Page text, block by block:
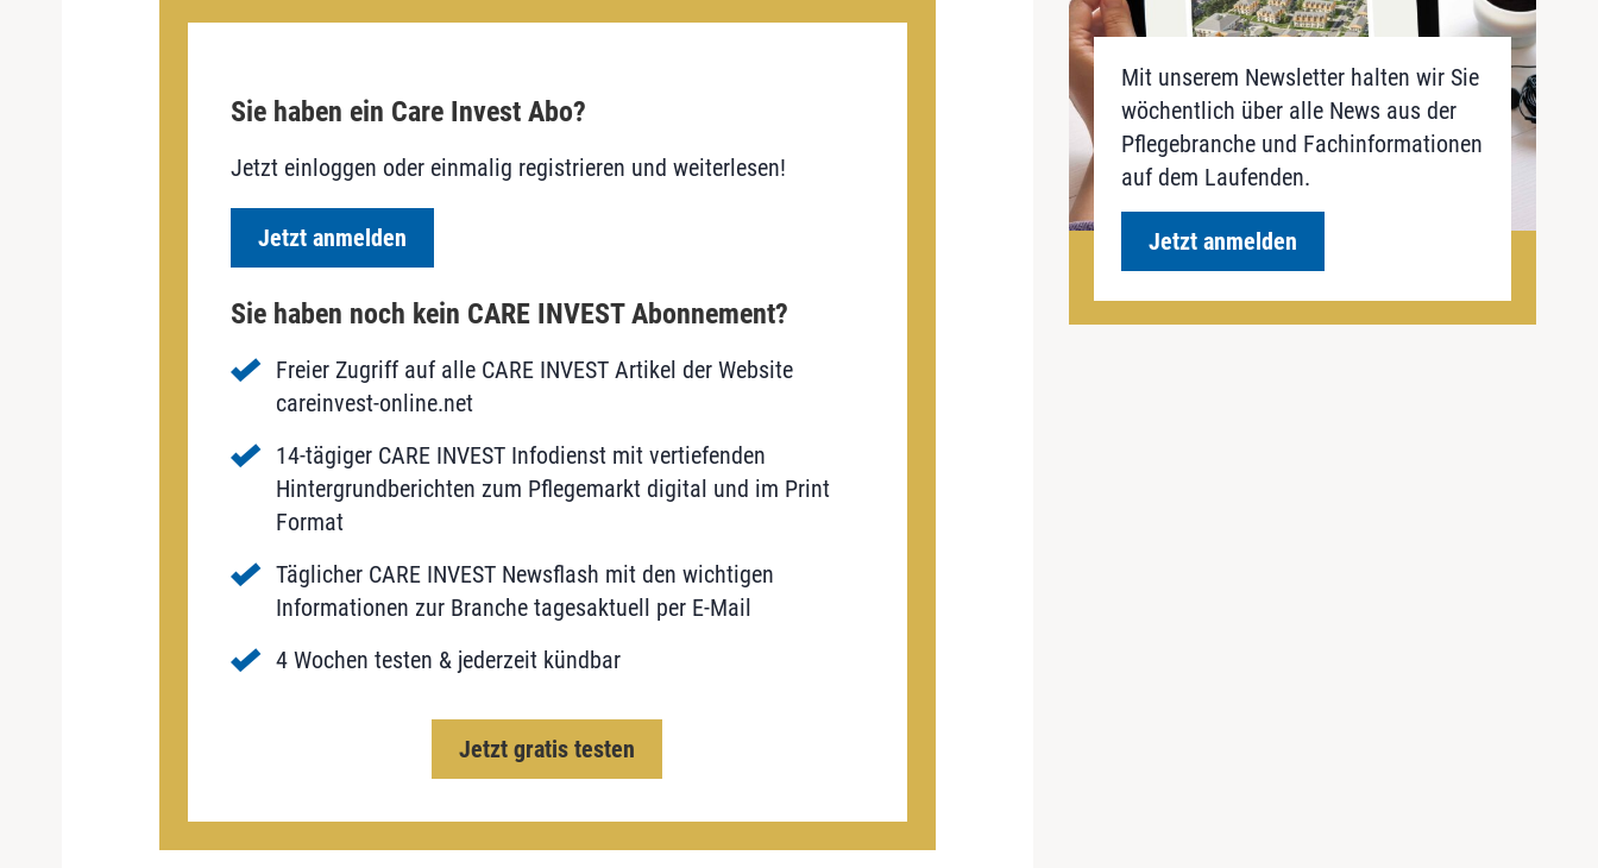
Sie haben ein Care Invest Abo?
Jetzt einloggen oder einmalig registrieren und weiterlesen!
Jetzt anmelden
Sie haben noch kein CARE INVEST Abonnement?
Freier Zugriff auf alle CARE INVEST Artikel der Website
careinvest-online.net
14-tägiger CARE INVEST Infodienst mit vertiefenden
Hintergrundberichten zum Pflegemarkt digital und im Print
Format
Täglicher CARE INVEST Newsflash mit den wichtigen
Informationen zur Branche tagesaktuell per E-Mail
4 Wochen testen & jederzeit kündbar
Jetzt gratis testen
Mit unserem Newsletter halten wir Sie
wöchentlich über alle News aus der
Pflegebranche und Fachinformationen
auf dem Laufenden.
Jetzt anmelden